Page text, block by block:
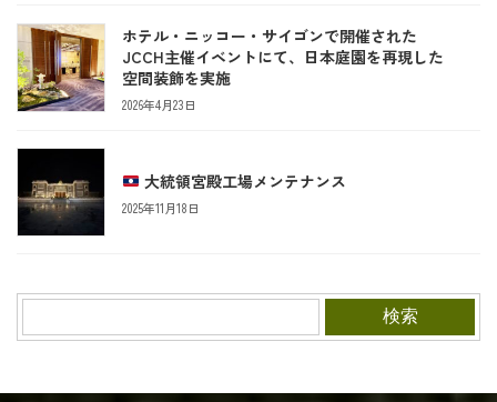
ホテル・ニッコー・サイゴンで開催された
JCCH主催イベントにて、日本庭園を再現した
空間装飾を実施
2026年4月23日
大統領宮殿工場メンテナンス
2025年11月18日
検索